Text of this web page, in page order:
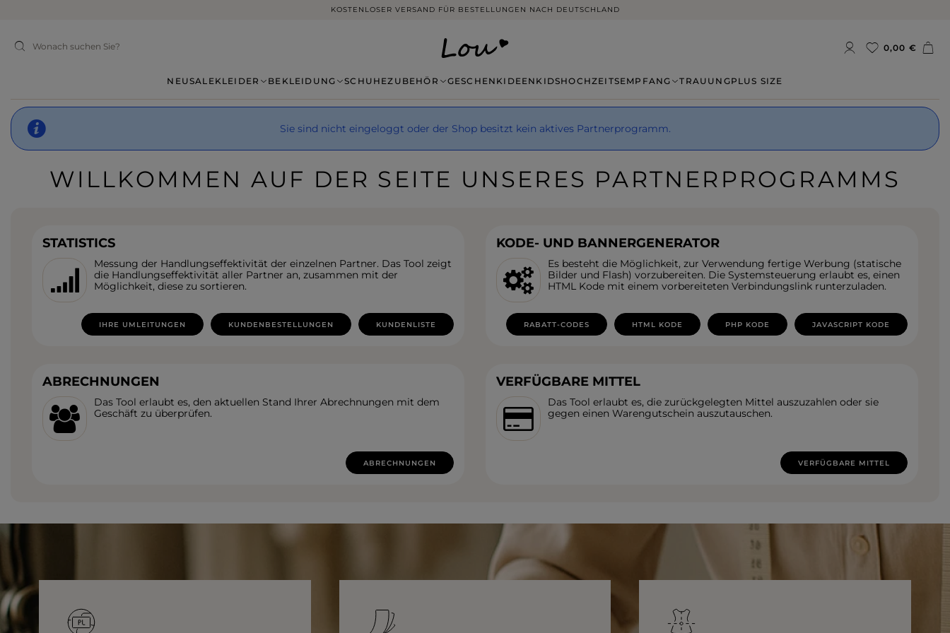
KOSTENLOSER VERSAND FÜR BESTELLUNGEN NACH DEUTSCHLAND
0,00 €
NEUSALEKLEIDER
NEUHEITEN ZUR HOCHZEIT BESTSELLER ALLE ANZEIGEN
VALENTINSTAG
ABSCHLUSSBALL
COCTAILKLEIDER
SOMMERKLEIDER
Ausschnitt
AM RÜCKEN
BLAUE
GRÜNE
BEKLEIDUNG SCHUHEZUBEHÖR GESCHENKIDEEN KIDSHOCHZEITSEMPFANG TRAUUNGPLUS SIZE
Sie sind nicht eingeloggt oder der Shop besitzt kein aktives Partnerprogramm.
WILLKOMMEN AUF DER SEITE UNSERES PARTNERPROGRAMMS
STATISTICS
Messung der Handlungseffektivität der einzelnen Partner. Das Tool zeigt
die Handlungseffektivität aller Partner an, zusammen mit der
Möglichkeit, diese zu sortieren.
IHRE UMLEITUNGEN KUNDENBESTELLUNGEN KUNDENLISTE
KODE- UND BANNERGENERATOR
Es besteht die Möglichkeit, zur Verwendung fertige Werbung (statische
Bilder und Flash) vorzubereiten. Die Systemsteuerung erlaubt es, einen
HTML Kode mit einem vorbereiteten Verbindungslink runterzuladen.
RABATT-CODES HTML KODE PHP KODE JAVASCRIPT KODE
ABRECHNUNGEN
Das Tool erlaubt es, den aktuellen Stand Ihrer Abrechnungen mit dem
Geschäft zu überprüfen.
ABRECHNUNGEN
VERFÜGBARE MITTEL
Das Tool erlaubt es, die zurückgelegten Mittel auszuzahlen oder sie
gegen einen Warengutschein auszutauschen.
VERFÜGBARE MITTEL